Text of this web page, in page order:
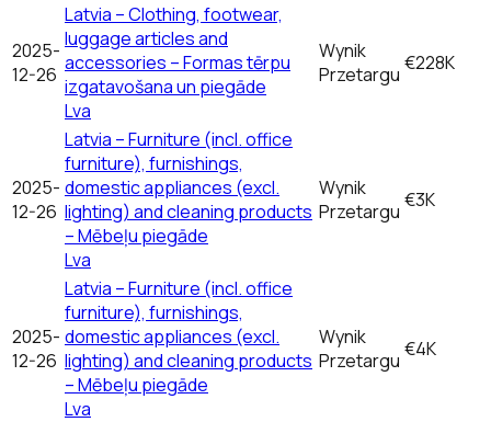
2025-
12-26
Latvia – Clothing, footwear,
luggage articles and
accessories – Formas tērpu
izgatavošana un piegāde
Lva
Wynik
Przetargu €228K
2025-
12-26
Latvia – Furniture (incl. office
furniture), furnishings,
domestic appliances (excl.
lighting) and cleaning products
– Mēbeļu piegāde
Lva
Wynik
Przetargu €3K
2025-
12-26
Latvia – Furniture (incl. office
furniture), furnishings,
domestic appliances (excl.
lighting) and cleaning products
– Mēbeļu piegāde
Lva
Wynik
Przetargu €4K